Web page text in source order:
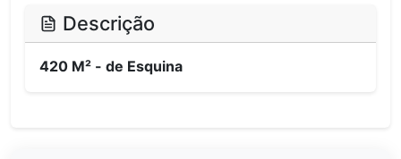
Descrição
420 M² - de Esquina